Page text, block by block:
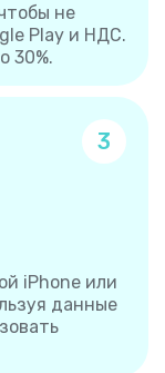
не
Play и НДС.
30%.
3
iPhone или
данные